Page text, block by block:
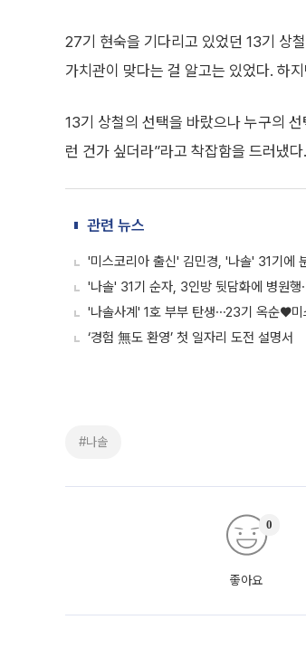
27기 현숙을 기다리고 있었던 13기 상
가치관이 맞다는 걸 알고는 있었다. 하
13기 상철의 선택을 바랐으나 누구의
런 건가 싶더라”라고 착잡함을 드러냈다.
관련 뉴스
'미스코리아 출신' 김민경, '나솔' 31기에
'나솔' 31기 순자, 3인방 뒷담화에 병원
'나솔사계' 1호 부부 탄생⋯23기 옥순♥미
‘경험 無도 환영’ 첫 일자리 도전 설명서
#나솔
좋아요
0